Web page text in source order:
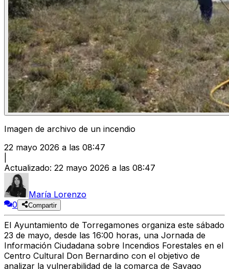
Imagen de archivo de un incendio
22 mayo 2026 a las 08:47
Actualizado: 22 mayo 2026 a las 08:47
María Lorenzo
0
Compartir
El Ayuntamiento de Torregamones organiza este sábado
23 de mayo, desde las 16:00 horas, una Jornada de
Información Ciudadana sobre Incendios Forestales en el
Centro Cultural Don Bernardino con el objetivo de
analizar la vulnerabilidad de la comarca de Sayago